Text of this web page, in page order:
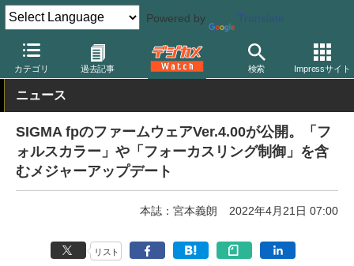
Powered by Translate
カテゴリ 過去記事 検索 Impressサイト
デジカメ Watch カメラ ミラーレスカメラ シグマ
ニュース
SIGMA fpのファームウェアVer.4.00が公開。「フ
ォルスカラー」や「フォーカスリング制御」を含
むメジャーアップデート
本誌：宮本義朗 2022年4月21日 07:00
リスト